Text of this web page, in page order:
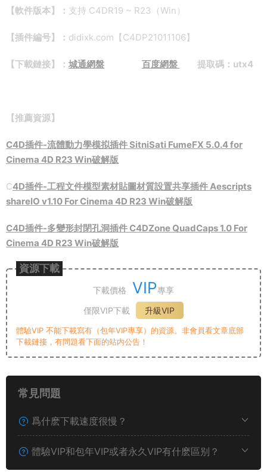
【軟件版本】： 支持 C4DR19 ~ R23（Win）
【插件編号】： didixk.com【C4DP21011106】
【下載鏈接】： 城通網盤 百度網盤 提取碼：utx4
【推薦資源】
C4D插件-流體動力學模拟插件 SitniSati FumeFX 5.0.4 for
Cinema 4D R23 Win破解版
C4D插件-工程文件模型素材貼圖材質設置共享插件 Aescripts
shareIO v1.10 For Cinema 4D R23 Win破解版
C4D插件-多變形封閉孔洞插件 C4DZone QuadCaps 1.0 For
Cinema 4D R23 Win破解版
資源下載
下載價格 VIP專享
僅限VIP下載
升級VIP
體驗VIP 不能下載寫有（包年VIP專享）的資源。非會員看文章底部
下載鏈接，有問題看下面的站内公告！
常見問題
爲什麽下載速度很慢？
體驗VIP和包年VIP或者永久VIP有什麽區别？